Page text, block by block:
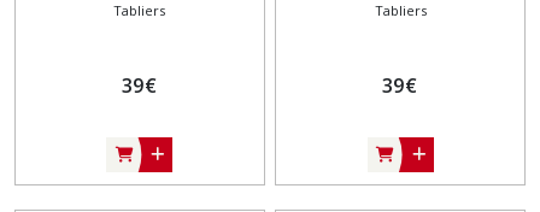
Tabliers
39€
Tabliers
39€